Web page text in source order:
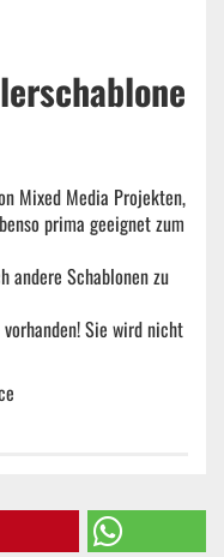
Mixed Media Projekten,
prima geeignet zum
andere Schablonen zu
Sie wird nicht